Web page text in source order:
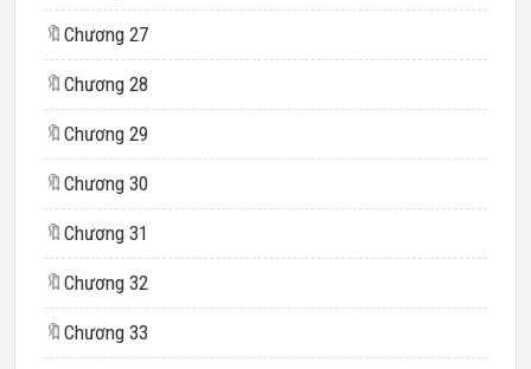
🔖 Chương 27
🔖 Chương 28
🔖 Chương 29
🔖 Chương 30
🔖 Chương 31
🔖 Chương 32
🔖 Chương 33